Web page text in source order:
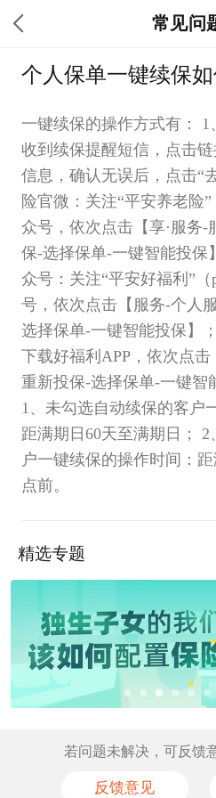
常见问
个人保单一键续保
一键续保的操作方式有：
收到续保提醒短信，点击
信息，确认无误后，点击“
险官微：关注“平安养老险
众号，依次点击【享·服务-
保-选择保单-一键智能投保
众号：关注“平安好福利”
号，依次点击【服务-个人
选择保单-一键智能投保】
下载好福利APP，依次点
重新投保-选择保单-一键智
1、未勾选自动续保的客户
距满期日60天至满期日；
户一键续保的操作时间：
点前。
精选专题
若问题未解决，可反馈
反馈意见